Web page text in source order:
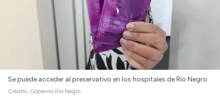
Se puede acceder al preservativo en los hospitales de Río Negro
Crédito: Gobierno Río Negro